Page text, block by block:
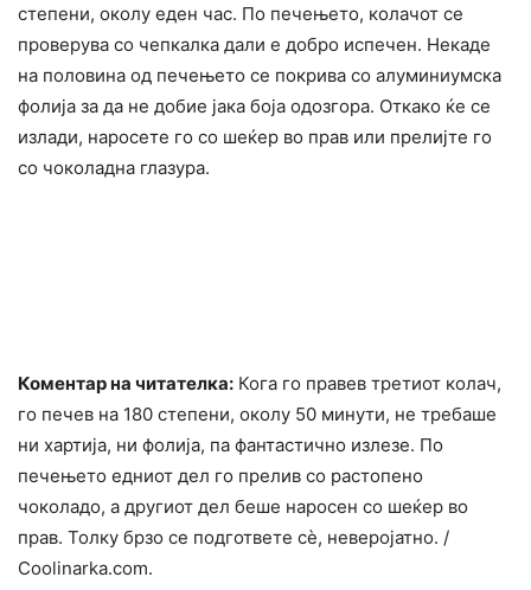
степени, околу еден час. По печењето, колачот се
проверува со чепкалка дали е добро испечен. Некаде
на половина од печењето се покрива со алуминиумска
фолија за да не добие јака боја одозгора. Откако ќе се
излади, наросете го со шеќер во прав или прелијте го
со чоколадна глазура.
Коментар на читателка: Кога го правев третиот колач,
го печев на 180 степени, околу 50 минути, не требаше
ни хартија, ни фолија, па фантастично излезе. По
печењето едниот дел го прелив со растопено
чоколадо, а другиот дел беше наросен со шеќер во
прав. Толку брзо се подгответе сѐ, неверојатно. /
Сoolinarka.сom.